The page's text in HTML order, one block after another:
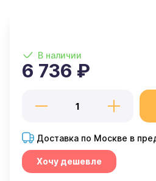
В наличии
6 736 ₽
Доставка по Москве в
Хочу дешевле